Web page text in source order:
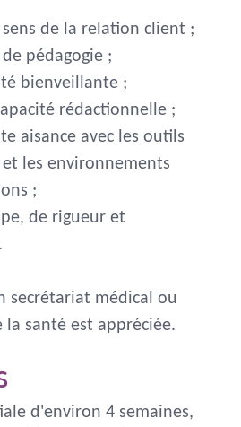
de la relation client ;
pédagogie ;
bienveillante ;
rédactionnelle ;
aisance avec les outils
les environnements
;
de rigueur et
secrétariat médical ou
la santé est appréciée.
d'environ 4 semaines,